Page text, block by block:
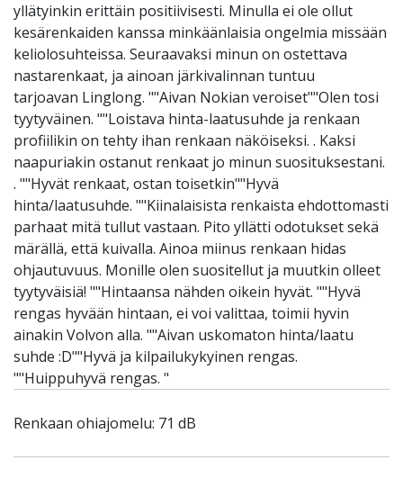
yllätyinkin erittäin positiivisesti. Minulla ei ole ollut
kesärenkaiden kanssa minkäänlaisia ongelmia missään
keliolosuhteissa. Seuraavaksi minun on ostettava
nastarenkaat, ja ainoan järkivalinnan tuntuu
tarjoavan Linglong. ""Aivan Nokian veroiset""Olen tosi
tyytyväinen. ""Loistava hinta-laatusuhde ja renkaan
profiilikin on tehty ihan renkaan näköiseksi. . Kaksi
naapuriakin ostanut renkaat jo minun suosituksestani.
. ""Hyvät renkaat, ostan toisetkin""Hyvä
hinta/laatusuhde. ""Kiinalaisista renkaista ehdottomasti
parhaat mitä tullut vastaan. Pito yllätti odotukset sekä
märällä, että kuivalla. Ainoa miinus renkaan hidas
ohjautuvuus. Monille olen suositellut ja muutkin olleet
tyytyväisiä! ""Hintaansa nähden oikein hyvät. ""Hyvä
rengas hyvään hintaan, ei voi valittaa, toimii hyvin
ainakin Volvon alla. ""Aivan uskomaton hinta/laatu
suhde :D""Hyvä ja kilpailukykyinen rengas.
""Huippuhyvä rengas. "
Renkaan ohiajomelu: 71 dB